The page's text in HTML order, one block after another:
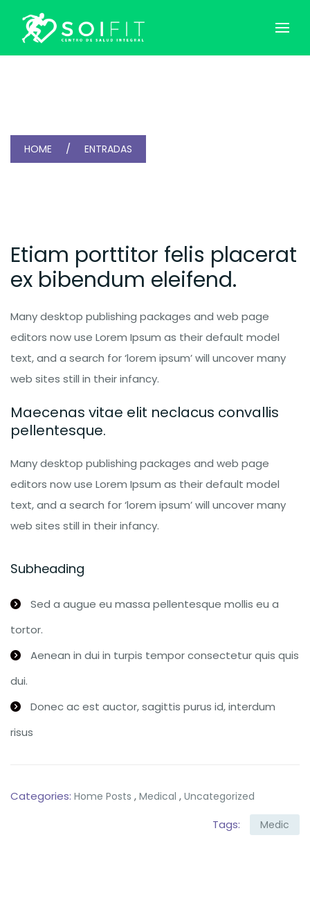
HOME ENTRADAS
Etiam porttitor felis placerat
ex bibendum eleifend.
Many desktop publishing packages and web page
editors now use Lorem Ipsum as their default model
text, and a search for ‘lorem ipsum’ will uncover many
web sites still in their infancy.
Maecenas vitae elit neclacus convallis
pellentesque.
Many desktop publishing packages and web page
editors now use Lorem Ipsum as their default model
text, and a search for ‘lorem ipsum’ will uncover many
web sites still in their infancy.
Subheading
Sed a augue eu massa pellentesque mollis eu a
tortor.
Aenean in dui in turpis tempor consectetur quis quis
dui.
Donec ac est auctor, sagittis purus id, interdum
risus
Categories: Home Posts , Medical , Uncategorized
Tags: Medic